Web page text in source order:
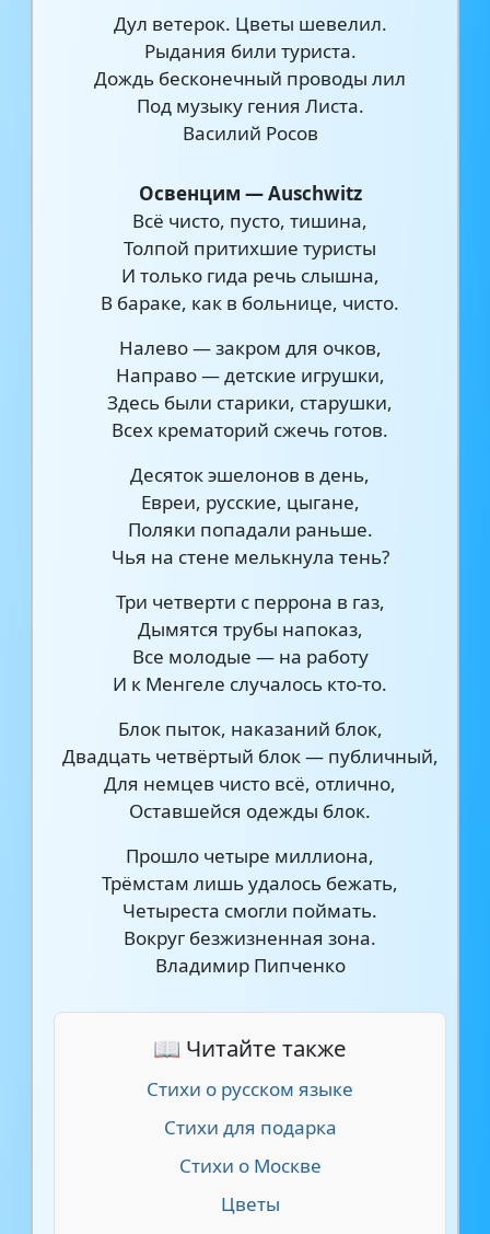
Дул ветерок. Цветы шевелил.
Рыдания били туриста.
Дождь бесконечный проводы лил
Под музыку гения Листа.
Василий Росов
Освенцим — Auschwitz
Всё чисто, пусто, тишина,
Толпой притихшие туристы
И только гида речь слышна,
В бараке, как в больнице, чисто.
Налево — закром для очков,
Направо — детские игрушки,
Здесь были старики, старушки,
Всех крематорий сжечь готов.
Десяток эшелонов в день,
Евреи, русские, цыгане,
Поляки попадали раньше.
Чья на стене мелькнула тень?
Три четверти с перрона в газ,
Дымятся трубы напоказ,
Все молодые — на работу
И к Менгеле случалось кто-то.
Блок пыток, наказаний блок,
Двадцать четвёртый блок — публичный,
Для немцев чисто всё, отлично,
Оставшейся одежды блок.
Прошло четыре миллиона,
Трёмстам лишь удалось бежать,
Четыреста смогли поймать.
Вокруг безжизненная зона.
Владимир Пипченко
📖 Читайте также
Стихи о русском языке
Стихи для подарка
Стихи о Москве
Цветы